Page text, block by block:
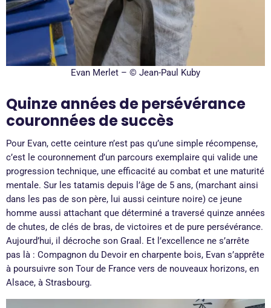
Evan Merlet – © Jean-Paul Kuby
Quinze années de persévérance
couronnées de succès
Pour Evan, cette ceinture n’est pas qu’une simple récompense,
c’est le couronnement d’un parcours exemplaire qui valide une
progression technique, une efficacité au combat et une maturité
mentale. Sur les tatamis depuis l’âge de 5 ans, (marchant ainsi
dans les pas de son père, lui aussi ceinture noire) ce jeune
homme aussi attachant que déterminé a traversé quinze années
de chutes, de clés de bras, de victoires et de pure persévérance.
Aujourd’hui, il décroche son Graal. Et l’excellence ne s’arrête
pas là : Compagnon du Devoir en charpente bois, Evan s’apprête
à poursuivre son Tour de France vers de nouveaux horizons, en
Alsace, à Strasbourg.